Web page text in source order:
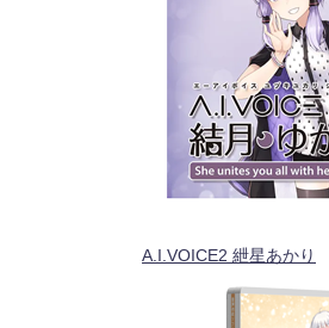
A.I.VOICE2 紲星あかり